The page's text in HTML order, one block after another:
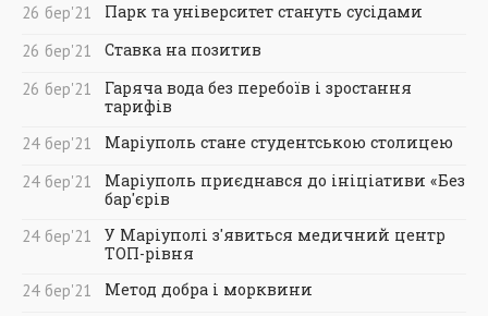
26 бер'21
Парк та університет стануть сусідами
26 бер'21
Ставка на позитив
26 бер'21
Гаряча вода без перебоїв і зростання
тарифів
24 бер'21
Маріуполь стане студентською столицею
24 бер'21
Маріуполь приєднався до ініціативи «Без
бар'єрів
24 бер'21
У Маріуполі з'явиться медичний центр
ТОП-рівня
24 бер'21
Метод добра і морквини